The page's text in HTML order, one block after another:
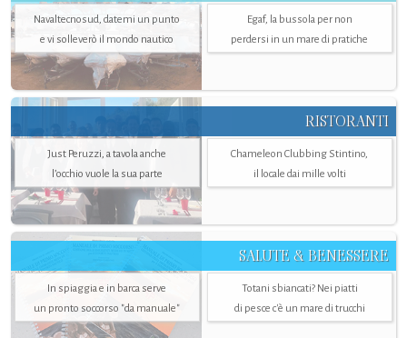
Navaltecnosud, datemi un punto
e vi solleverò il mondo nautico
Egaf, la bussola per non
perdersi in un mare di pratiche
RISTORANTI
Just Peruzzi, a tavola anche
l’occhio vuole la sua parte
Chameleon Clubbing Stintino,
il locale dai mille volti
SALUTE & BENESSERE
In spiaggia e in barca serve
un pronto soccorso "da manuale"
Totani sbiancati? Nei piatti
di pesce c'è un mare di trucchi